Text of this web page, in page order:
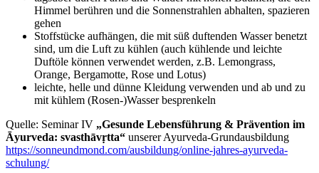
Himmel berühren und die Sonnenstrahlen abhalten, spazieren
gehen
Stoffstücke aufhängen, die mit süß duftenden Wasser benetzt
sind, um die Luft zu kühlen (auch kühlende und leichte
Duftöle können verwendet werden, z.B. Lemongrass,
Orange, Bergamotte, Rose und Lotus)
leichte, helle und dünne Kleidung verwenden und ab und zu
mit kühlem (Rosen-)Wasser besprenkeln
Quelle: Seminar IV „Gesunde Lebensführung & Prävention im
Āyurveda: svasthāvṛtta“ unserer Ayurveda-Grundausbildung
https://sonneundmond.com/ausbildung/online-jahres-ayurveda-
schulung/